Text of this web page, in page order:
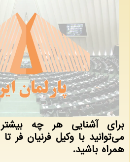
برای آشنایی هر چه
می‌توانید با وكیل فرنیان فر
همراه باشید.